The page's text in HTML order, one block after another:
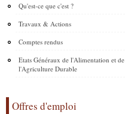
Qu'est-ce que c'est ?
Travaux & Actions
Comptes rendus
Etats Généraux de l'Alimentation et de
l'Agriculture Durable
Offres d'emploi